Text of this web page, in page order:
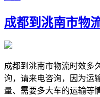
成都到洮南市物
成都到洮南市物流时效多
询，请来电咨询，因为运
量、需要多大车的运输等